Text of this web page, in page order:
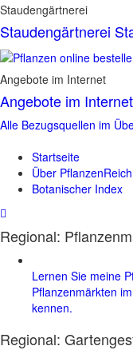
Staudengärtnerei
Staudengärtnerei
Angebote im Internet
Angebote im
Alle Bezugsquellen im
Startseite
Über PflanzenReich
Botanischer Index
Regional:
Lernen Sie meine
Pflanzenmärkten
kennen.
Regional: